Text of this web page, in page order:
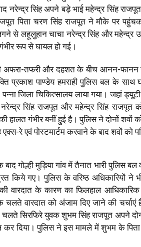
नरेन्द्र सिंह अपने बड़े भाई महेन्द्र सिंह
पिता चरण सिंह राजपूत ने मौके पर
से लहूलुहान चाचा नरेन्द्र सिंह और महेन्द्र
रूप से घायल हो गई।
अफरा-तफरी और दहशत के बीच आनन-फानन
प्रकाश पाण्डेय हमराही पुलिस बल के
जिला चिकित्सालय लाया गया। जहां
नरेन्द्र सिंह राजपूत और महेन्द्र सिंह राजपूत
हालत गंभीर बनीं हुई है। पुलिस ने दोनों शवों
एक्स-रे एवं पोस्टमार्टम करवाने के बाद शवों को
गोल्ही मुड़िया गांव में तैनात भारी पुलिस
किये गए। पुलिस के वरिष्ठ अधिकारियों ने
की वारदात के कारण का फिलहाल
चलते वारदात को अंजाम दिए जाने की
सिरफिरे युवक शुभम सिंह राजपूत अपने
कर दिया। पुलिस ने इस मामले में शुभम के पिता